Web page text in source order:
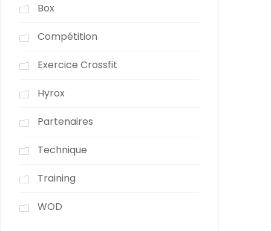
Box
Compétition
Exercice Crossfit
Hyrox
Partenaires
Technique
Training
WOD